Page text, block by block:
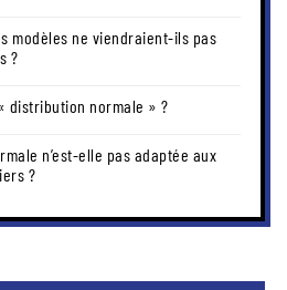
modèles ne viendraient-ils pas
?
« distribution normale » ?
n’est-elle pas adaptée aux
?